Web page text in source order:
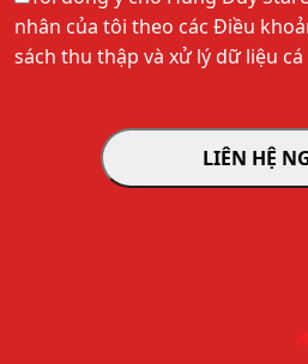
nhân của tôi theo các Điều
sách thu thập và xử lý dữ liệu cá
LIÊN HỆ